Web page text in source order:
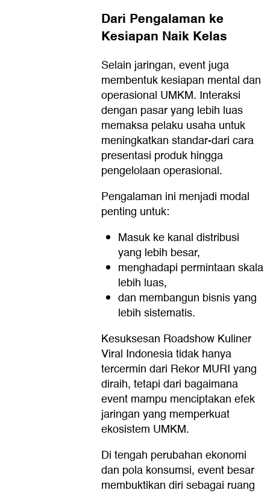
Dari Pengalaman ke
Kesiapan Naik Kelas
Selain jaringan, event juga
membentuk kesiapan mental dan
operasional UMKM. Interaksi
dengan pasar yang lebih luas
memaksa pelaku usaha untuk
meningkatkan standar-dari cara
presentasi produk hingga
pengelolaan operasional.
Pengalaman ini menjadi modal
penting untuk:
Masuk ke kanal distribusi
yang lebih besar,
menghadapi permintaan skala
lebih luas,
dan membangun bisnis yang
lebih sistematis.
Kesuksesan Roadshow Kuliner
Viral Indonesia tidak hanya
tercermin dari Rekor MURI yang
diraih, tetapi dari bagaimana
event mampu menciptakan efek
jaringan yang memperkuat
ekosistem UMKM.
Di tengah perubahan ekonomi
dan pola konsumsi, event besar
membuktikan diri sebagai ruang